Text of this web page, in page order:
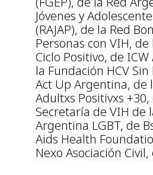
Jóvenes y
(RAJAP), de la Red
Personas con VIH, de
Ciclo Positivo, de
la Fundación HCV
Act Up Argentina, de
Adultxs Positivxs +30,
Secretaría de VIH de
Argentina LGBT, de
Aids Health
Nexo Asociación